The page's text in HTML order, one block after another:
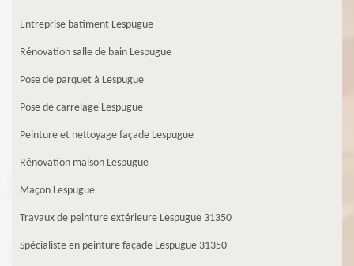
Entreprise batiment Lespugue
Rénovation salle de bain Lespugue
Pose de parquet à Lespugue
Pose de carrelage Lespugue
Peinture et nettoyage façade Lespugue
Rénovation maison Lespugue
Maçon Lespugue
Travaux de peinture extérieure Lespugue 31350
Spécialiste en peinture façade Lespugue 31350